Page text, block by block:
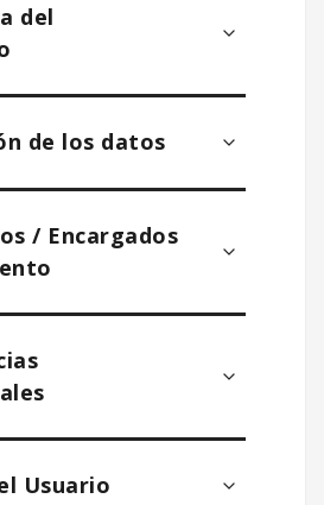
del
de los datos
/ Encargados
Usuario